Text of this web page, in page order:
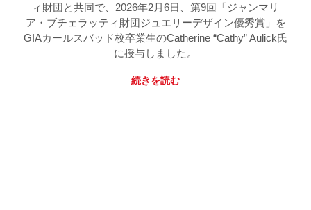
ィ財団と共同で、2026年2月6日、第9回「ジャンマリ
ア・ブチェラッティ財団ジュエリーデザイン優秀賞」を
GIAカールスバッド校卒業生のCatherine “Cathy” Aulick氏
に授与しました。
続きを読む